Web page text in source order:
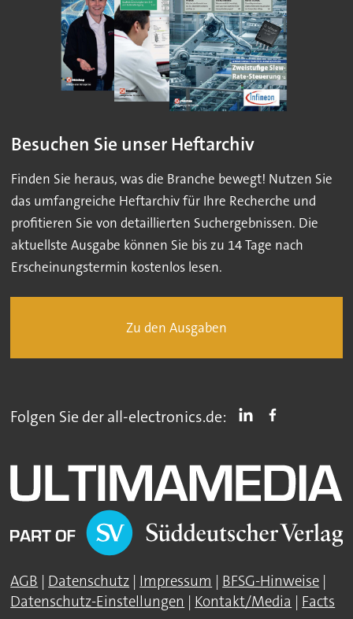
Besuchen Sie unser Heftarchiv
Finden Sie heraus, was die Branche bewegt! Nutzen Sie
das umfangreiche Heftarchiv für Ihre Recherche und
profitieren Sie von detaillierten Suchergebnissen. Die
aktuellste Ausgabe können Sie bis zu 14 Tage nach
Erscheinungstermin kostenlos lesen.
Zu den Ausgaben
Folgen Sie der all-electronics.de:
AGB | Datenschutz | Impressum | BFSG-Hinweise |
Datenschutz-Einstellungen | Kontakt/Media | Facts